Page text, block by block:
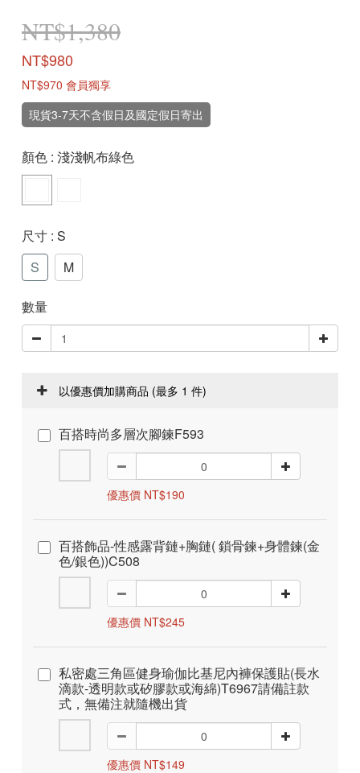
NT$1,380
NT$980
NT$970 會員獨享
現貨3-7天不含假日及國定假日寄出
顏色 : 淺淺帆布綠色
尺寸 : S
S
M
數量
以優惠價加購商品 (最多 1 件)
百搭時尚多層次腳鍊F593
優惠價 NT$190
百搭飾品-性感露背鏈+胸鏈( 鎖骨鍊+身體鍊(金
色/銀色))C508
優惠價 NT$245
私密處三角區健身瑜伽比基尼內褲保護貼(長水
滴款-透明款或矽膠款或海綿)T6967請備註款
式，無備注就隨機出貨
優惠價 NT$149